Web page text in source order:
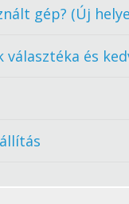
gép? (Új
választéka és